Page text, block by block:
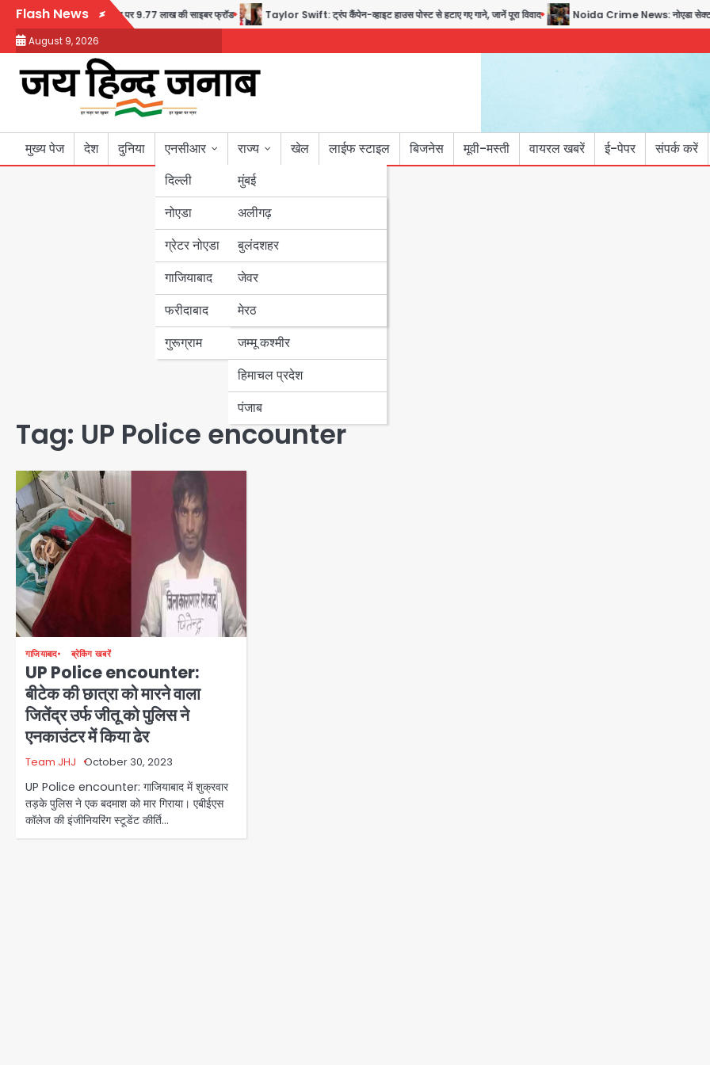
Skip
content
Flash News
से वीडियो कॉल पर 9.77 लाख की साइबर फ्रॉड Taylor Swift: ट्रंप कैंपेन-व्हाइट हाउस पोस्ट से हटाए गए गाने, जानें पूरा विवाद Noida Crime News: नोएडा सेक्टर-51
August 9, 2026
मुख्य पेज देश दुनिया
एनसीआर
दिल्ली
नोएडा
ग्रेटर नोएडा
गाजियाबाद
फरीदाबाद
गुरूग्राम
राज्य
मुंबई
उत्तर प्रदेश
अलीगढ़
बुलंदशहर
जेवर
मेरठ
बिहार
पंजाब
हरियाणा
जम्मू कश्मीर
हिमाचल प्रदेश
पंजाब
खेल लाईफ स्टाइल बिजनेस मूवी-मस्ती वायरल खबरें ई-पेपर संपर्क करें
Tag: UP Police encounter
गाजियाबाद ब्रेकिंग खबरें
UP Police encounter:
बीटेक की छात्रा को मारने वाला
जितेंद्र उर्फ जीतू को पुलिस ने
एनकाउंटर में किया ढेर
Team JHJ October 30, 2023
UP Police encounter: गाजियाबाद में शुक्रवार
तड़के पुलिस ने एक बदमाश को मार गिराया। एबीईएस
कॉलेज की इंजीनियरिंग स्टूडेंट कीर्ति…